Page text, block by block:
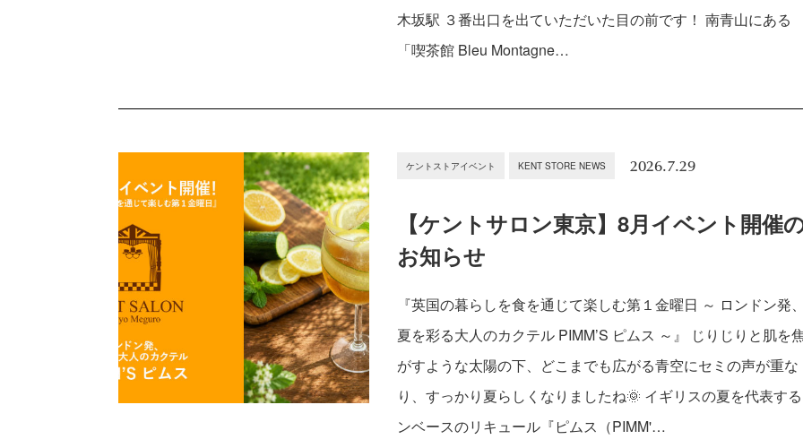
木坂駅 ３番出口を出ていただいた目の前です！ 南青山にある
「喫茶館 Bleu Montagne…
ケントストアイベント KENT STORE NEWS 2026.7.29
【ケントサロン東京】8月イベント開催
お知らせ
『英国の暮らしを食を通じて楽しむ第１金曜日 ～ ロンドン発、
夏を彩る大人のカクテル PIMM’S ピムス ～』 じりじりと肌を
がすような太陽の下、どこまでも広がる青空にセミの声が重な
り、すっかり夏らしくなりましたね🌞 イギリスの夏を代表す
ンベースのリキュール『ピムス（PIMM'…